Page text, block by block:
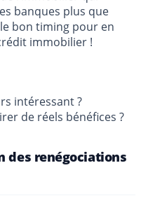
banques plus que
bon timing pour en
immobilier !
intéressant ?
de réels bénéfices ?
des renégociations